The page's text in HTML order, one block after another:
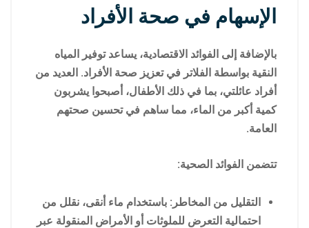
الإسهام في صحة الأفراد
بالإضافة إلى الفوائد الاقتصادية، يساعد توفير المياه
النقية بواسطة الفلاتر في تعزيز صحة الأفراد. العديد من
أفراد عائلتي، بما في ذلك الأطفال، أصبحوا يشربون
كمية أكبر من الماء، مما ساهم في تحسين صحتهم
العامة.
تتضمن الفوائد الصحية:
التقليل من المخاطر: باستخدام ماء أنقى، نقلل من
احتمالية التعرض للملوثات أو الأمراض المنقولة عبر